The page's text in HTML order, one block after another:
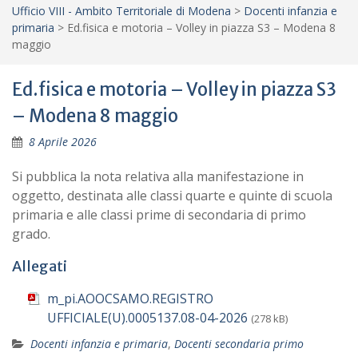
Ufficio VIII - Ambito Territoriale di Modena > Docenti infanzia e
primaria > Ed.fisica e motoria – Volley in piazza S3 – Modena 8
maggio
Ed.fisica e motoria – Volley in piazza S3
– Modena 8 maggio
8 Aprile 2026
Si pubblica la nota relativa alla manifestazione in
oggetto, destinata alle classi quarte e quinte di scuola
primaria e alle classi prime di secondaria di primo
grado.
Allegati
m_pi.AOOCSAMO.REGISTRO
UFFICIALE(U).0005137.08-04-2026 (278 kB)
Docenti infanzia e primaria, Docenti secondaria primo